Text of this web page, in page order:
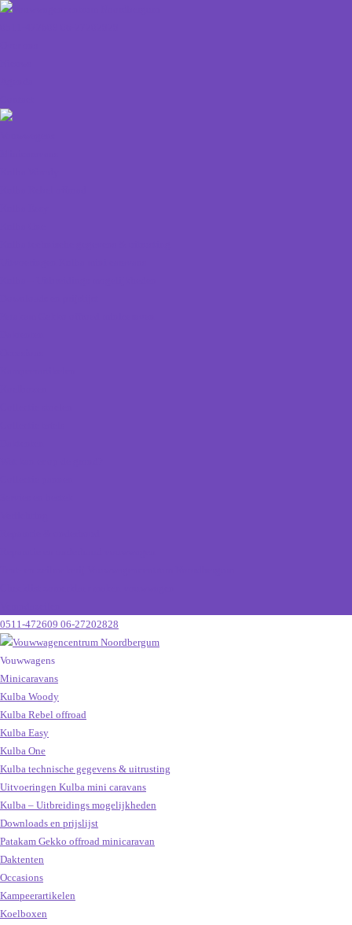
0511-472609 06-27202828
Vouwwagens
Minicaravans
Kulba Woody
Kulba Rebel offroad
Kulba Easy
Kulba One
Kulba technische gegevens & uitrusting
Uitvoeringen Kulba mini caravans
Kulba – Uitbreidings mogelijkheden
Downloads en prijslijst
Patakam Gekko offroad minicaravan
Daktenten
Occasions
Kampeerartikelen
Koelboxen